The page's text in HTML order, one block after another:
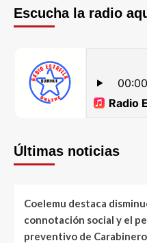
Escucha la radio
Últimas noticias
Coelemu destaca
connotación social y el
preventivo de